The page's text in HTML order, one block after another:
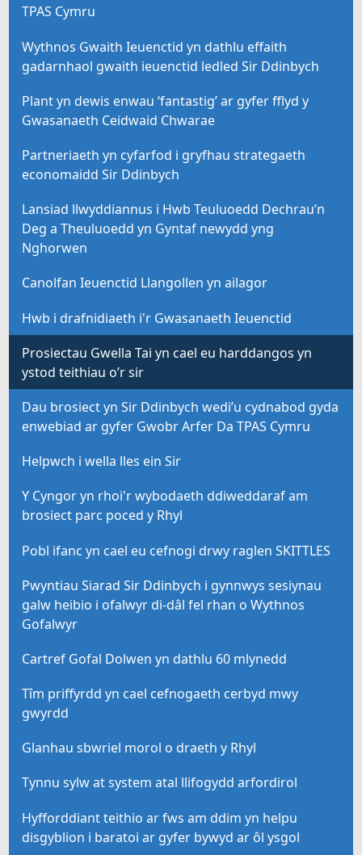
TPAS Cymru
Wythnos Gwaith Ieuenctid yn dathlu effaith
gadarnhaol gwaith ieuenctid ledled Sir Ddinbych
Plant yn dewis enwau ‘fantastig’ ar gyfer fflyd y
Gwasanaeth Ceidwaid Chwarae
Partneriaeth yn cyfarfod i gryfhau strategaeth
economaidd Sir Ddinbych
Lansiad llwyddiannus i Hwb Teuluoedd Dechrau’n
Deg a Theuluoedd yn Gyntaf newydd yng
Nghorwen
Canolfan Ieuenctid Llangollen yn ailagor
Hwb i drafnidiaeth i'r Gwasanaeth Ieuenctid
Prosiectau Gwella Tai yn cael eu harddangos yn
ystod teithiau o’r sir
Dau brosiect yn Sir Ddinbych wedi’u cydnabod gyda
enwebiad ar gyfer Gwobr Arfer Da TPAS Cymru
Helpwch i wella lles ein Sir
Y Cyngor yn rhoi'r wybodaeth ddiweddaraf am
brosiect parc poced y Rhyl
Pobl ifanc yn cael eu cefnogi drwy raglen SKITTLES
Pwyntiau Siarad Sir Ddinbych i gynnwys sesiynau
galw heibio i ofalwyr di-dâl fel rhan o Wythnos
Gofalwyr
Cartref Gofal Dolwen yn dathlu 60 mlynedd
Tîm priffyrdd yn cael cefnogaeth cerbyd mwy
gwyrdd
Glanhau sbwriel morol o draeth y Rhyl
Tynnu sylw at system atal llifogydd arfordirol
Hyfforddiant teithio ar fws am ddim yn helpu
disgyblion i baratoi ar gyfer bywyd ar ôl ysgol